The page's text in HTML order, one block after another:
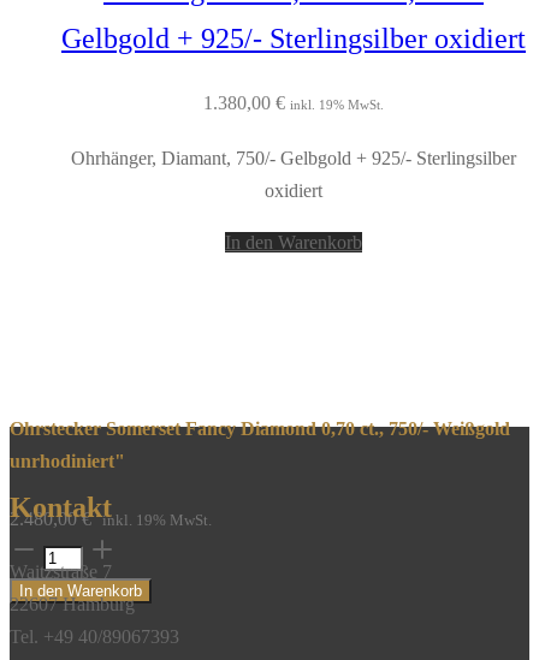
Gelbgold + 925/- Sterlingsilber oxidiert
1.380,00 € inkl. 19% MwSt.
Ohrhänger, Diamant, 750/- Gelbgold + 925/- Sterlingsilber
oxidiert
In den Warenkorb
Ohrstecker Somerset Fancy Diamond 0,70 ct., 750/- Weißgold
unrhodiniert"
2.480,00€ inkl. 19% MwSt.
Ohrstecker
Somerset
Fancy
Diamond
In den Warenkorb
Kontakt
Waitzstraße 7
22607 Hamburg
Tel. +49 40/89067393